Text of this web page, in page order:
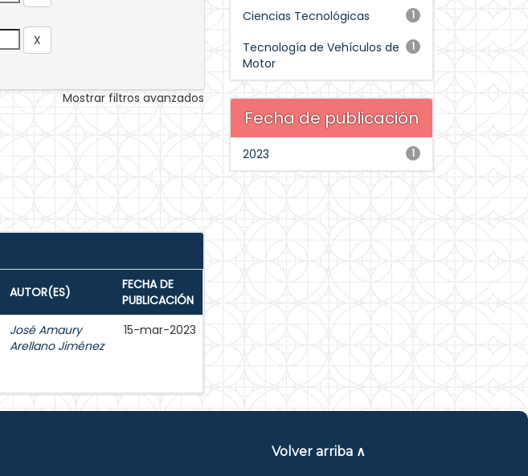
Mostrar filtros avanzados
AUTOR(ES)
FECHA DE
PUBLICACIÓN
José Amaury
Arellano Jiménez
15-mar-2023
1
Ciencias Tecnológicas
1
Tecnología de Vehículos de
Motor
Fecha de publicación
1
2023
Volver arriba ∧